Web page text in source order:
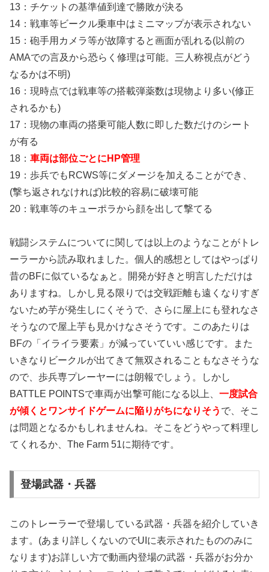
13：チケットの基準値到達で勝敗が決る
14：戦車等ビークル乗車中はミニマップが表示されない
15：砲手用カメラ等が故障すると画面が乱れる(以前の
AMAでの言及から恐らく修理は可能。三人称視点がどう
なるかは不明)
16：現時点では戦車等の搭載弾薬数は現物より多い(修正
されるかも)
17：現物の車両の搭乗可能人数に即した数だけのシート
が有る
18： 車両は部位ごとにHP管理
19：歩兵でもRCWS等にダメージを加えることができ、
(撃ち返されなければ)比較的容易に破壊可能
20：戦車等のキューポラから顔を出して撃てる
戦闘システムについてに関しては以上のようなことがトレ
ーラーから読み取れました。個人的感想としてはやっぱり
昔のBFに似ているなぁと。開発が好きと明言しただけは
ありますね。しかし見る限りでは交戦距離も遠くなりすぎ
ないため芋が発生しにくそうで、さらに屋上にも登れなさ
そうなので屋上芋も見かけなさそうです。このあたりは
BFの「イライラ要素」が減っていていい感じです。また
いきなりビークルが出てきて無双されることもなさそうな
ので、歩兵専プレーヤーには朗報でしょう。しかし
BATTLE POINTSで車両が出撃可能になる以上、 一度試合
が傾くとワンサイドゲームに陥りがちになりそう で、そこ
は問題となるかもしれませんね。そこをどうやって料理し
てくれるか、The Farm 51に期待です。
登場武器・兵器
このトレーラーで登場している武器・兵器を紹介していき
ます。(あまり詳しくないのでUIに表示されたもののみに
なります)お詳しい方で動画内登場の武器・兵器がお分か